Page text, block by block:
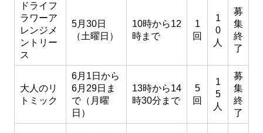
ドライフ
ラワーア
レンジメ
ントリー
ス
5月30日
（土曜日）
10時から12
時まで
1
回
1
0
人
募
集
終
了
大人のリ
トミック
6月1日から
6月29日ま
で（月曜
日）
13時から14
時30分まで
5
回
1
5
人
募
集
終
了